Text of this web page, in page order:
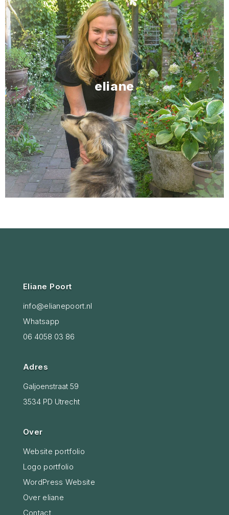
eliane
Eliane Poort
info@elianepoort.nl
Whatsapp
06 4058 03 86
Adres
Galjoenstraat 59
3534 PD Utrecht
Over
Website portfolio
Logo portfolio
WordPress Website
Over eliane
Contact